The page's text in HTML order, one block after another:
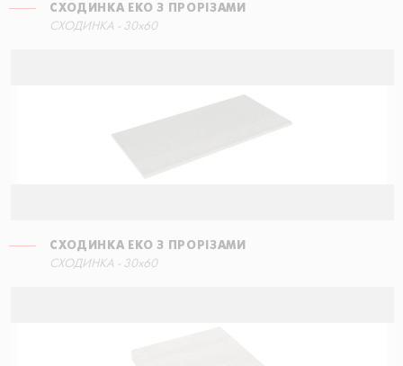
СХОДИНКА ЕКО З ПРОРІЗАМИ
СХОДИНКА - 30x60
СХОДИНКА ЕКО З ПРОРІЗАМИ
СХОДИНКА - 30x60
СХОДИНКА КУТОВА ПРАВА
15x34,5
СХОДИНКА КУТОВА ПРАВА
15x34,5